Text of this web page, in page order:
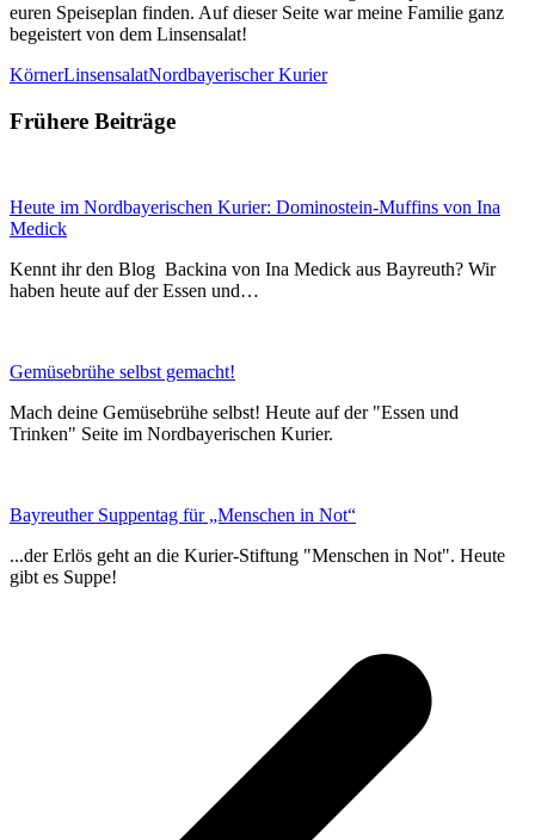
euren Speiseplan finden. Auf dieser Seite war meine Familie ganz
begeistert von dem Linsensalat!
KörnerLinsensalatNordbayerischer Kurier
Frühere Beiträge
Heute im Nordbayerischen Kurier: Dominostein-Muffins von Ina
Medick
Kennt ihr den Blog Backina von Ina Medick aus Bayreuth? Wir
haben heute auf der Essen und…
Gemüsebrühe selbst gemacht!
Mach deine Gemüsebrühe selbst! Heute auf der "Essen und
Trinken" Seite im Nordbayerischen Kurier.
Bayreuther Suppentag für „Menschen in Not“
...der Erlös geht an die Kurier-Stiftung "Menschen in Not". Heute
gibt es Suppe!